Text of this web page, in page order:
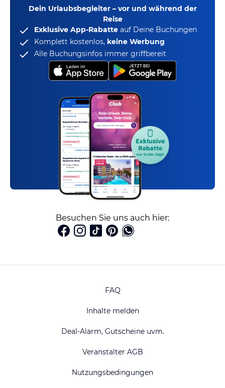
Dein Urlaubsbegleiter – vor und während der
Reise
Exklusive App-Rabatte auf Deine Buchungen
Komplett kostenlos, keine Werbung
Alle Buchungsinfos immer griffbereit
Besuchen Sie uns auch hier:
FAQ
Inhalte melden
Deal-Alarm, Gutscheine uvm.
Veranstalter AGB
Nutzungsbedingungen